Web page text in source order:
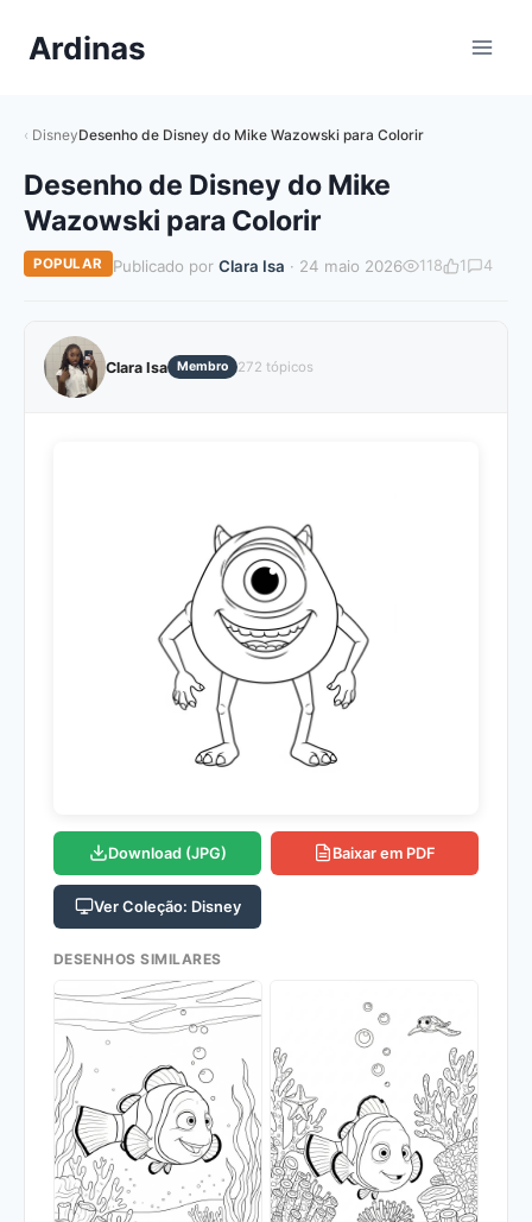
paraArdinas
DisneyDesenho de Disney do Mike Wazowski para Colorir
Desenho de Disney do Mike
Wazowski para Colorir
POPULAR Publicado por Clara Isa · 24 maio 2026 118 1 4
Clara Isa Membro 272 tópicos
Download (JPG) Baixar em PDF
Ver Coleção: Disney
DESENHOS SIMILARES